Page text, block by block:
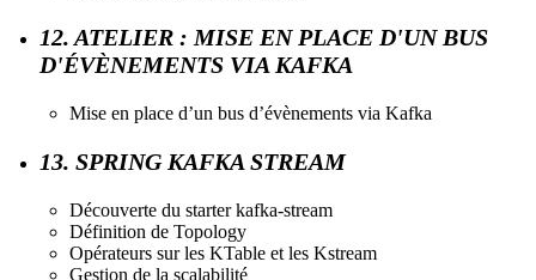
12. ATELIER : MISE EN PLACE D'UN BUS
D'ÉVÈNEMENTS VIA KAFKA
Mise en place d’un bus d’évènements via Kafka
13. SPRING KAFKA STREAM
Découverte du starter kafka-stream
Définition de Topology
Opérateurs sur les KTable et les Kstream
Gestion de la scalabilité